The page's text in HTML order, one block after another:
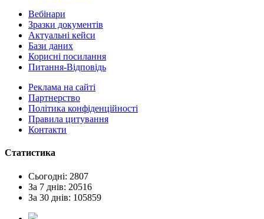
Вебінари
Зразки документів
Актуальні кейси
Бази даних
Корисні посилання
Питання-Відповідь
Реклама на сайтi
Партнерство
Політика конфіденційності
Правила цитування
Контакти
Статистика
Сьогодні: 2807
За 7 днів: 20516
За 30 днів: 105859